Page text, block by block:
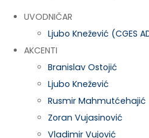
UVODNIČAR
Ljubo Knežević (CGES
AKCENTI
Branislav Ostojić
Ljubo Knežević
Rusmir Mahmutćehajić
Zoran Vujasinović
Vladimir Vujović